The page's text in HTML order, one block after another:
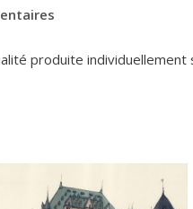
produite